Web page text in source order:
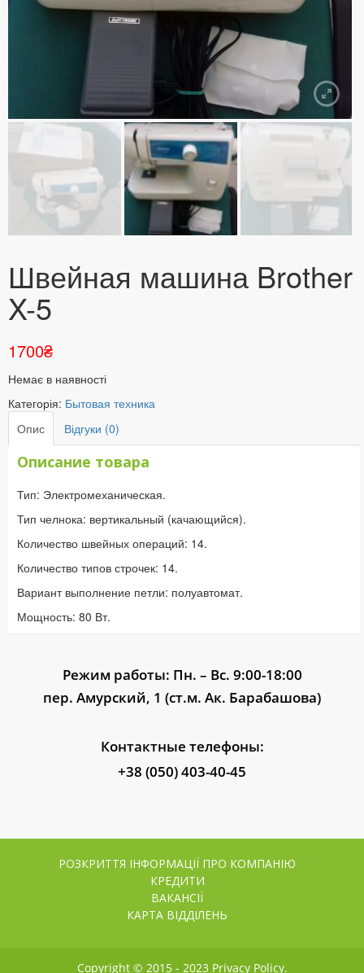
Швейная машина Brother
X-5
1700₴
Немає в наявності
Категорія: Бытовая техника
Опис
Відгуки (0)
Описание товара
Тип: Электромеханическая.
Тип челнока: вертикальный (качающийся).
Количество швейных операций: 14.
Количество типов строчек: 14.
Вариант выполнение петли: полуавтомат.
Мощность: 80 Вт.
Режим работы: Пн. – Вс. 9:00-18:00
пер. Амурский, 1 (ст.м. Ак. Барабашова)
Контактные телефоны:
+38 (050) 403-40-45
РОЗКРИТТЯ ІНФОРМАЦІЇ ПРО КОМПАНІЮ
КРЕДИТИ
ВАКАНСІЇ
КАРТА ВІДДІЛЕНЬ
Copyright © 2015 - 2023 Privacy Policy.